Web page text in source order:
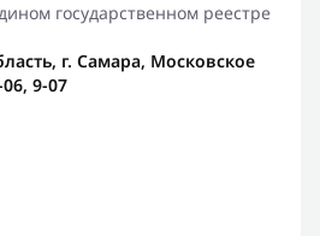
государственном реестре
г. Самара, Московское
9-07